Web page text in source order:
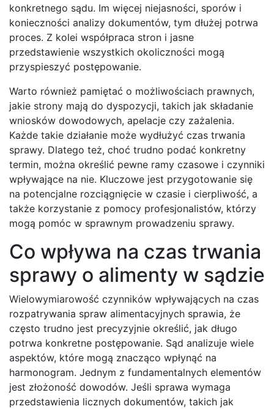
konkretnego sądu. Im więcej niejasności, sporów i
konieczności analizy dokumentów, tym dłużej potrwa
proces. Z kolei współpraca stron i jasne
przedstawienie wszystkich okoliczności mogą
przyspieszyć postępowanie.
Warto również pamiętać o możliwościach prawnych,
jakie strony mają do dyspozycji, takich jak składanie
wniosków dowodowych, apelacje czy zażalenia.
Każde takie działanie może wydłużyć czas trwania
sprawy. Dlatego też, choć trudno podać konkretny
termin, można określić pewne ramy czasowe i czynniki
wpływające na nie. Kluczowe jest przygotowanie się
na potencjalne rozciągnięcie w czasie i cierpliwość, a
także korzystanie z pomocy profesjonalistów, którzy
mogą pomóc w sprawnym prowadzeniu sprawy.
Co wpływa na czas trwania
sprawy o alimenty w sądzie
Wielowymiarowość czynników wpływających na czas
rozpatrywania spraw alimentacyjnych sprawia, że
często trudno jest precyzyjnie określić, jak długo
potrwa konkretne postępowanie. Sąd analizuje wiele
aspektów, które mogą znacząco wpłynąć na
harmonogram. Jednym z fundamentalnych elementów
jest złożoność dowodów. Jeśli sprawa wymaga
przedstawienia licznych dokumentów, takich jak